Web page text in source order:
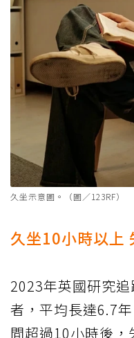
久坐示意圖。（圖／123RF）
久坐10小時以上
2023年英國研究
者，平均長達6.7
間超過10小時後，